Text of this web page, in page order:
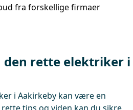
fra forskellige firmaer
den rette elektriker i
i Aakirkeby kan være en